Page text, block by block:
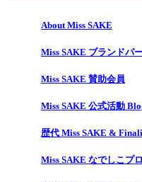
About Miss SAKE
Miss SAKE ブランドパ
Miss SAKE 賛助会員
Miss SAKE 公式活動
歴代 Miss SAKE &
Miss SAKE なでしこプ